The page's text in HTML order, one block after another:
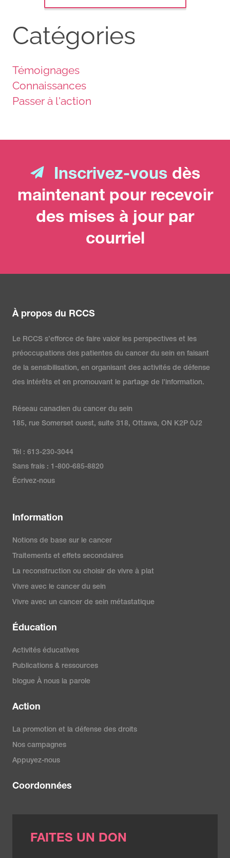
Catégories
Témoignages
Connaissances
Passer à l'action
Inscrivez-vous dès
maintenant pour recevoir
des mises à jour par
courriel
À propos du RCCS
Le RCCS s’efforce de faire valoir les perspectives et les
préoccupations des patientes du cancer du sein en faisant
de la sensibilisation, en organisant des activités de défense
des intérêts et en promouvant le partage de l’information.
Réseau canadien du cancer du sein
185, rue Somerset ouest, suite 318, Ottawa, ON K2P 0J2
Tél : 613-230-3044
Sans frais : 1-800-685-8820
Écrivez-nous
Information
Notions de base sur le cancer
Traitements et effets secondaires
La reconstruction ou choisir de vivre à plat
Vivre avec le cancer du sein
Vivre avec un cancer de sein métastatique
Éducation
Activités éducatives
Publications & ressources
blogue À nous la parole
Action
La promotion et la défense des droits
Nos campagnes
Appuyez-nous
Coordonnées
FAITES UN DON